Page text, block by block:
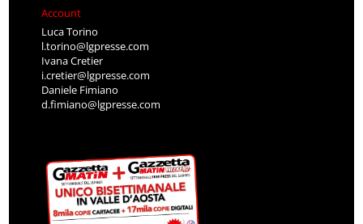
Account
Luca Torino
l.torino@lgpresse.com
Ivana Cretier
i.cretier@lgpresse.com
Daniele Fimiano
d.fimiano@lgpresse.com